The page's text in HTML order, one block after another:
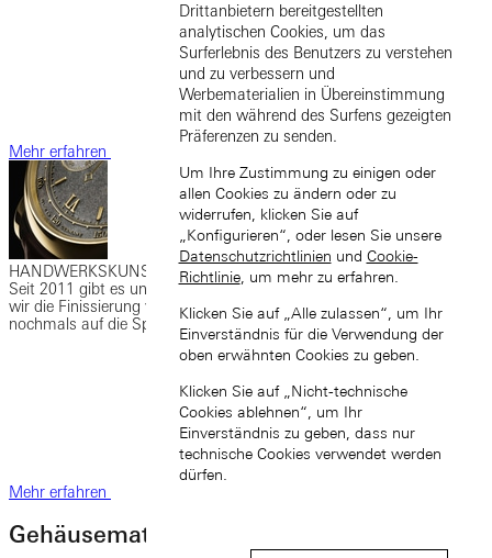
Mehr erfahren
HANDWERKSKUNST-Modelle
Seit 2011 gibt es unsere HANDWERKSKUNST-Modelle, mit denen
wir die Finissierung von Gehäusen, Uhrwerken und Zifferblättern
nochmals auf die Spitze treiben.
Mehr erfahren
Gehäusematerialien
Drittanbietern bereitgestellten
analytischen Cookies, um das
Surferlebnis des Benutzers zu verstehen
und zu verbessern und
Werbematerialien in Übereinstimmung
mit den während des Surfens gezeigten
Präferenzen zu senden.
Um Ihre Zustimmung zu einigen oder
allen Cookies zu ändern oder zu
widerrufen, klicken Sie auf
„Konfigurieren“, oder lesen Sie unsere
Datenschutzrichtlinien und Cookie-
Richtlinie, um mehr zu erfahren.
Klicken Sie auf „Alle zulassen“, um Ihr
Einverständnis für die Verwendung der
oben erwähnten Cookies zu geben.
Klicken Sie auf „Nicht-technische
Cookies ablehnen“, um Ihr
Einverständnis zu geben, dass nur
technische Cookies verwendet werden
dürfen.